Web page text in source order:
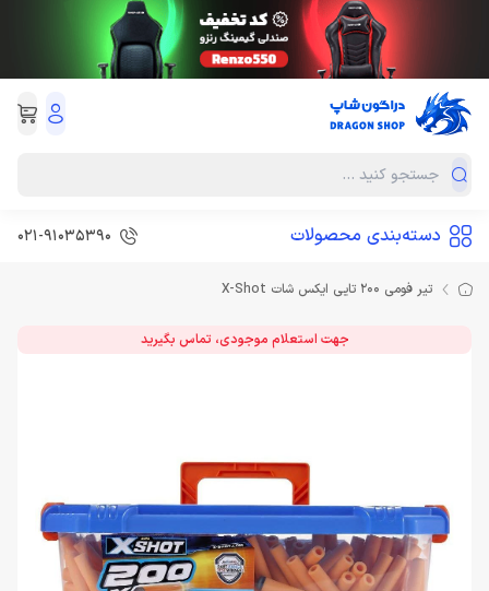
دسته‌بندی محصولات 021-91035390
تیر فومی 200 تایی ایکس شات X-Shot
جهت استعلام موجودی، تماس بگیرید